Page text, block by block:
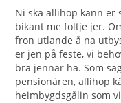
Ni ska allihop känn er
bikant me foltje jer.
fron utlande å na
er jen på feste, vi
bra jennar hä. Som
pensionären, allihop
heimbygdsgålin som